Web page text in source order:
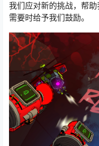
我们应对新的挑战，帮
需要时给予我们鼓励。